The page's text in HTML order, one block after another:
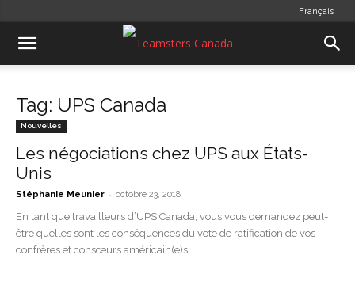
Français
Tag: UPS Canada
Nouvelles
Les négociations chez UPS aux États-
Unis
Stéphanie Meunier - octobre 23, 2018
En tant que travailleurs d’UPS Canada, vous vous demandez peut-
être quelles sont les conséquences du vote de ratification de vos
confrères et consœurs américain(e)s.